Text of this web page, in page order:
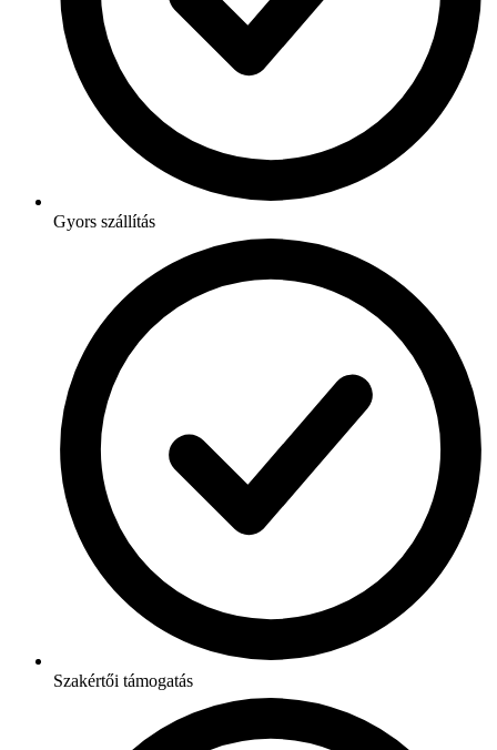
Gyors szállítás
Szakértői támogatás